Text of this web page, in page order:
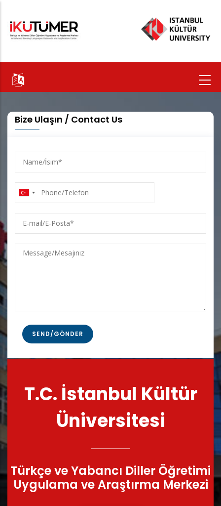
içeriğe
atla
Bize Ulaşın / Contact Us
Name/
İsim
Phone/Telefon
mail/E-
Posta
Message/Mesajınız
T.C. İstanbul Kültür
Üniversitesi
Türkçe ve Yabancı Diller Öğretimi
Uygulama ve Araştırma Merkezi